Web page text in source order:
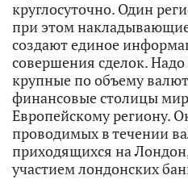
круглосуточно. Один
при этом
создают единое
совершения сделок. Надо
крупные по объему
финансовые столицы
Европейскому региону.
проводимых в течении
приходящихся на
участием лондонских